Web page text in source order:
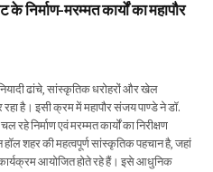
मरम्मत कार्यों का महापौर
ढांचे, सांस्कृतिक धरोहरों और खेल
है। इसी क्रम में महापौर संजय पाण्डे ने डॉ.
रहे निर्माण एवं मरम्मत कार्यों का निरीक्षण
हॉल शहर की महत्वपूर्ण सांस्कृतिक पहचान है, जहां
आयोजित होते रहे हैं। इसे आधुनिक